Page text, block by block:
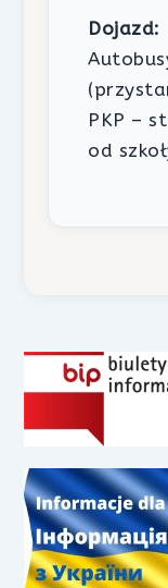
Dojazd:
PKP –
od